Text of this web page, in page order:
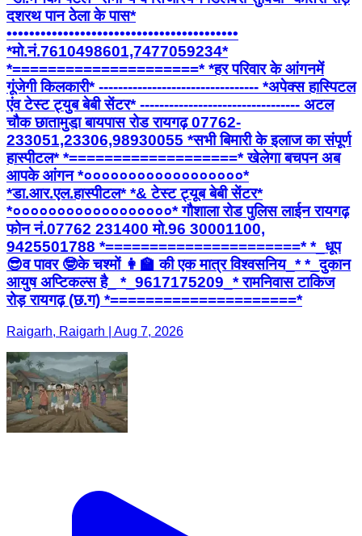
दशरथ पान ठेला के पास*
•••••••••••••••••••••••••••••••••••••••••
*मो.नं.7610498601,7477059234*
*=====================* *हर परिवार के आंगनमें
गूंजेगी किलकारी* --------------------------------- *अपेक्स हास्पिटल
एंव टेस्ट ट्युब बेबी सेंटर* --------------------------------- अटल
चौक छातामुडा़ बायपास रोड रायगढ़ 07762-
233051,23306,98930055 *सभी बिमारी के इलाज का संपूर्ण
हास्पीटल* *===================* खेलेगा बचपन अब
आपके आंगन *००००००००००००००००००*
*डा.आर.एल.हास्पीटल* *& टेस्ट ट्यूब बेबी सेंटर*
*००००००००००००००००००* गौशाला रोड पुलिस लाईन रायगढ़
फोन नं.07762 231400 मो.96 30001100,
9425501788 *======================* *_धूप
😎व पावर 🤓के चश्मों 👩‍🏫 की एक मात्र विश्वसनिय_* *_दुकान
आयुष अप्टिकल्स है_ *_9617175209_* रामनिवास टाकिज
रोड़ रायगढ़ (छ.ग) *=====================*
Raigarh, Raigarh | Aug 7, 2026